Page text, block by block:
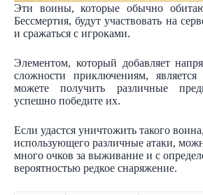
Эти воины, которые обычно
Бессмертия, будут участвовать на
и сражаться с игроками.
Элементом, который добавляет
сложности приключениям,
можете получить различные
успешно победите их.
Если удастся уничтожить такого воина,
использующего различные атаки,
много очков за выживание и с
вероятностью редкое снаряжение.